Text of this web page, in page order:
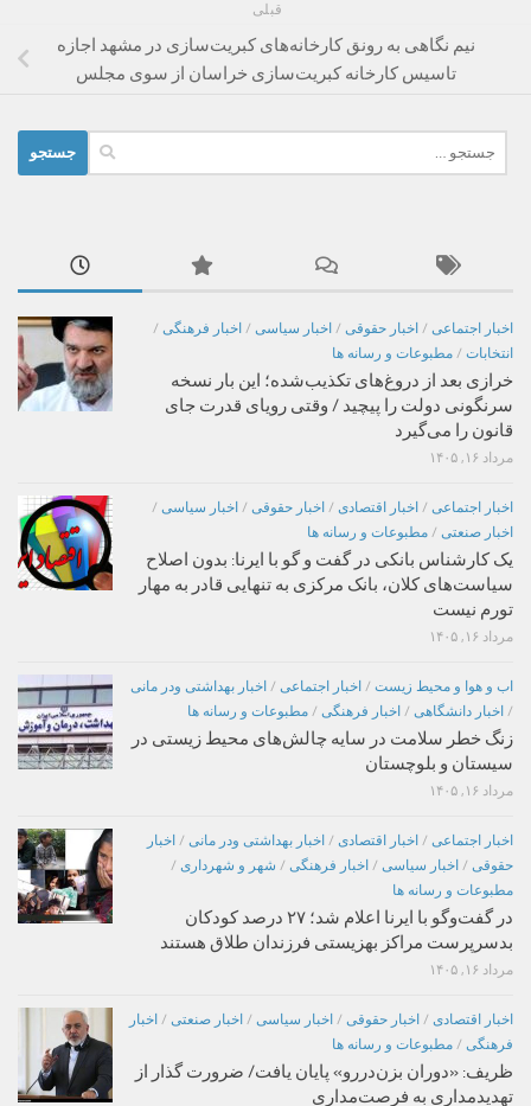
قبلی
نیم نگاهی به رونق کارخانه‌های کبریت‌سازی در مشهد اجازه
تاسیس کارخانه کبریت‌سازی خراسان از سوی مجلس
برای:
اخبار اجتماعی / اخبار حقوقی / اخبار سیاسی / اخبار فرهنگی /
انتخابات / مطبوعات و رسانه ها
خرازی بعد از دروغ‌های تکذیب‌شده؛ این بار نسخه
سرنگونی دولت را پیچید / وقتی رویای قدرت جای
قانون را می‌گیرد
مرداد ۱۶, ۱۴۰۵
اخبار اجتماعی / اخبار اقتصادی / اخبار حقوقی / اخبار سیاسی /
اخبار صنعتی / مطبوعات و رسانه ها
یک کارشناس بانکی در گفت و گو با ایرنا: بدون اصلاح
سیاست‌های کلان، بانک مرکزی به تنهایی قادر به مهار
تورم نیست
مرداد ۱۶, ۱۴۰۵
اب و هوا و محیط زیست / اخبار اجتماعی / اخبار بهداشتی ودر مانی
/ اخبار دانشگاهی / اخبار فرهنگی / مطبوعات و رسانه ها
زنگ خطر سلامت در سایه چالش‌های محیط زیستی در
سیستان و بلوچستان
مرداد ۱۶, ۱۴۰۵
اخبار اجتماعی / اخبار اقتصادی / اخبار بهداشتی ودر مانی / اخبار
حقوقی / اخبار سیاسی / اخبار فرهنگی / شهر و شهرداری /
مطبوعات و رسانه ها
در گفت‌وگو با ایرنا اعلام شد؛ ۲۷ درصد کودکان
بدسرپرست مراکز بهزیستی فرزندان طلاق هستند
مرداد ۱۶, ۱۴۰۵
اخبار اقتصادی / اخبار حقوقی / اخبار سیاسی / اخبار صنعتی / اخبار
فرهنگی / مطبوعات و رسانه ها
ظریف: «دوران بزن‌دررو» پایان یافت/ ضرورت گذار از
تهدیدمداری به فرصت‌مداری